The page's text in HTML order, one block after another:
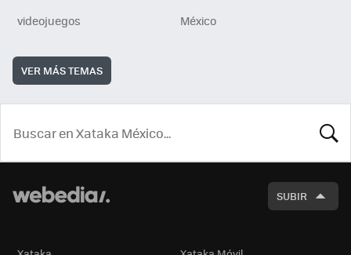
videojuegos
México
VER MÁS TEMAS
SUBIR